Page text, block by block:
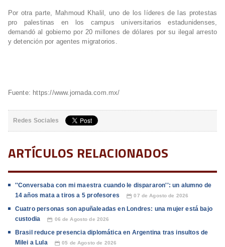
Por otra parte, Mahmoud Khalil, uno de los líderes de las protestas
pro palestinas en los campus universitarios estadunidenses,
demandó al gobierno por 20 millones de dólares por su ilegal arresto
y detención por agentes migratorios.
Fuente: https://www.jornada.com.mx/
Redes Sociales
ARTÍCULOS RELACIONADOS
''Conversaba con mi maestra cuando le dispararon'': un alumno de
14 años mata a tiros a 5 profesores
📅 07 de Agosto de 2026
Cuatro personas son apuñaleadas en Londres: una mujer está bajo
custodia
📅 06 de Agosto de 2026
Brasil reduce presencia diplomática en Argentina tras insultos de
Milei a Lula
📅 05 de Agosto de 2026